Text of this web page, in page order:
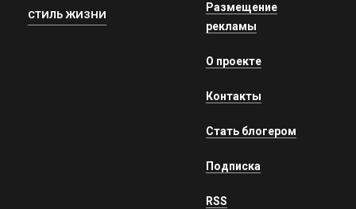
СТИЛЬ ЖИЗНИ
Размещение
рекламы
О проекте
Контакты
Стать блогером
Подписка
RSS